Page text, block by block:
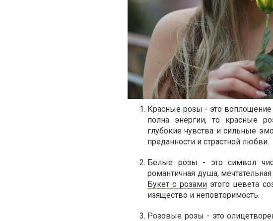
Красные розы - это воплощение
полна энергии, то красные
глубокие чувства и сильные
преданности и страстной любви.
Белые розы - это символ
романтичная душа,
Букет с розамиэтого цевета
изящество и неповторимость.
Розовые розы - это